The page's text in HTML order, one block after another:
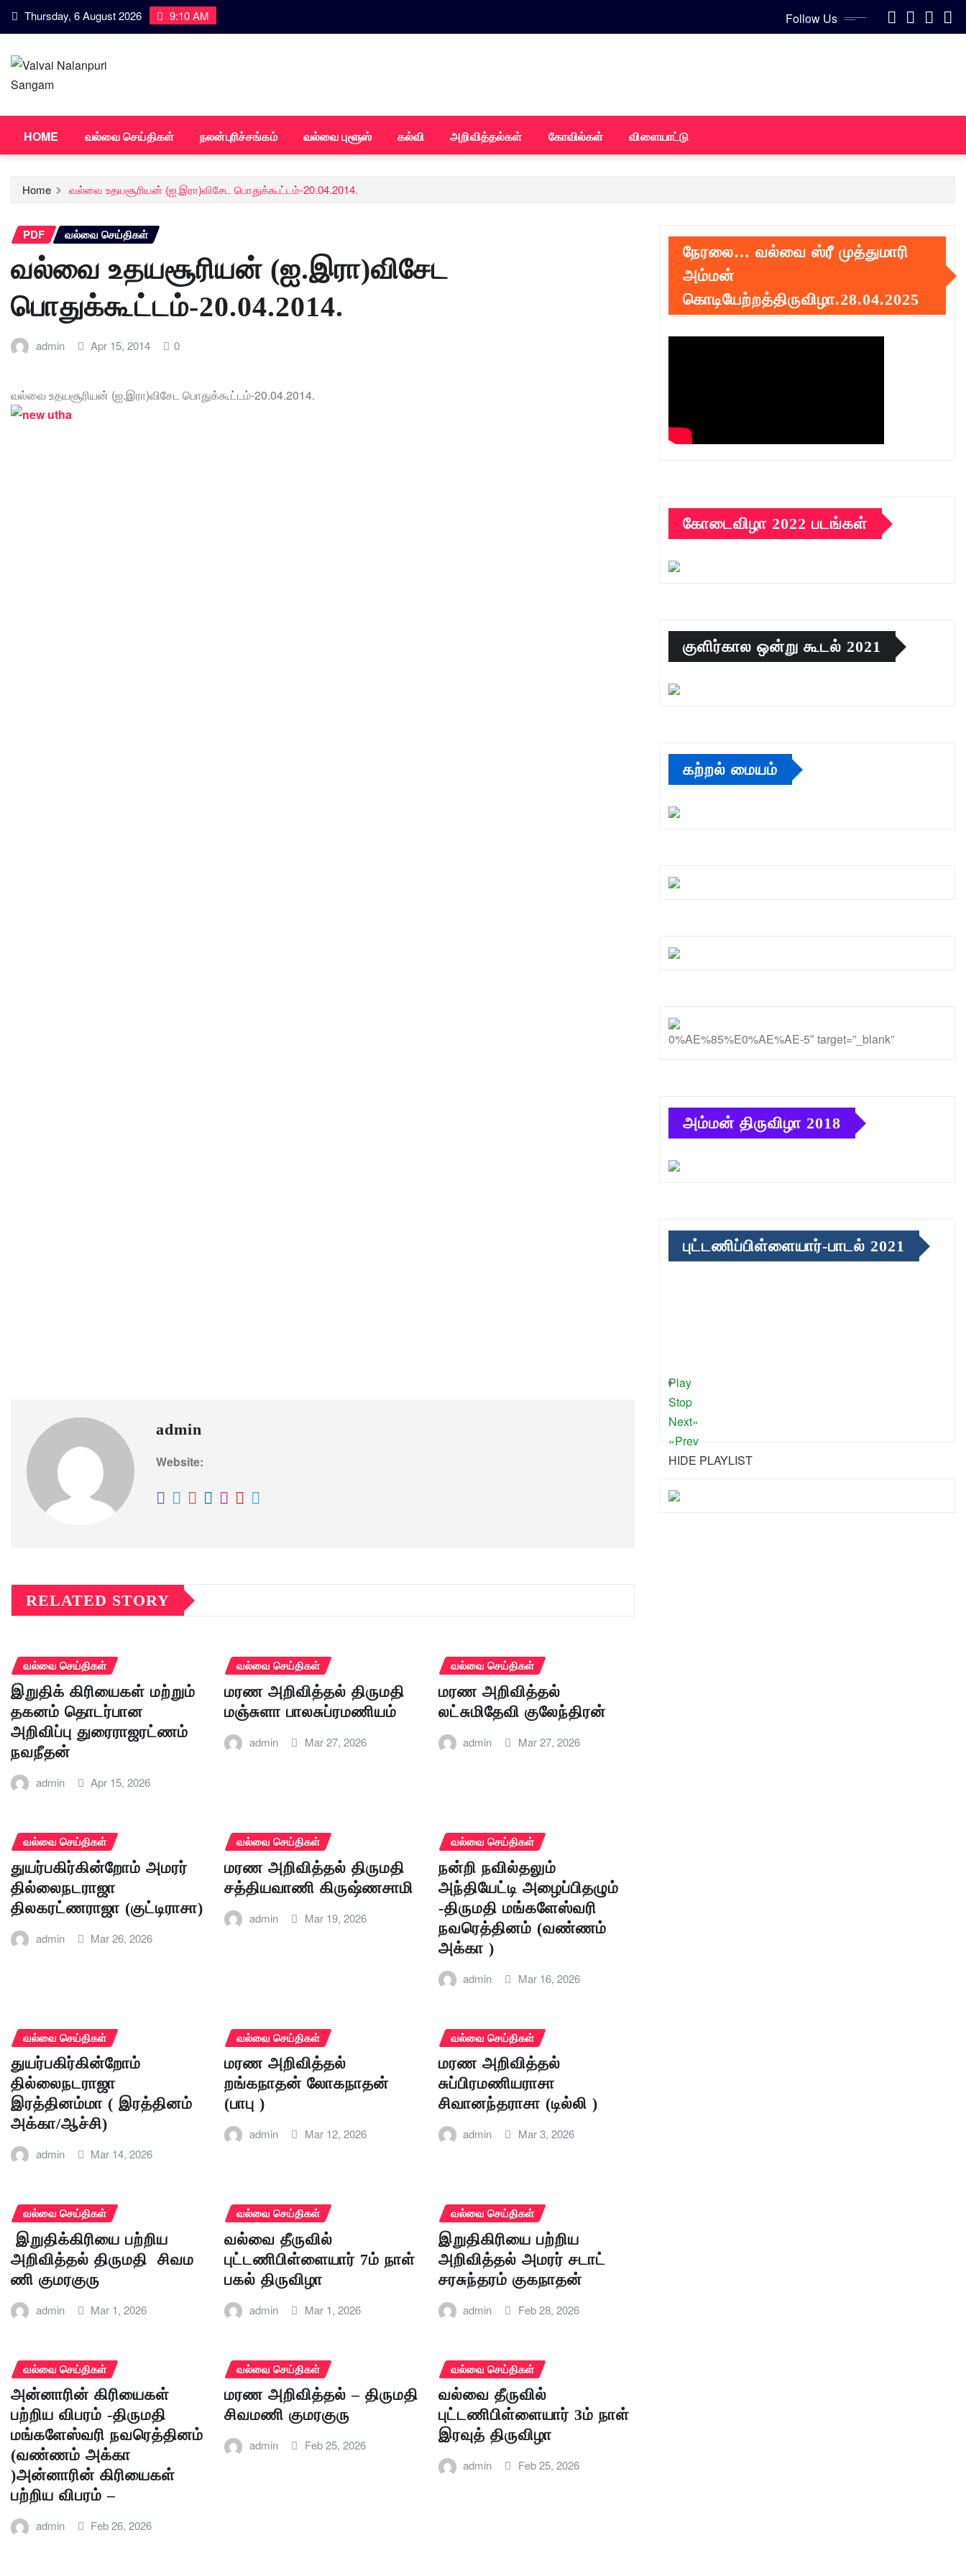
Skip Thursday, 6 August 2026 9:10 AM Follow Us
HOME வல்வை செய்திகள் நலன்புரிச்சங்கம் வல்வை புளூஸ் கல்வி அறிவித்தல்கள் கோவில்கள் விளையாட்டு
Home வல்வை உதயசூரியன் (ஐ.இரா)விசேட பொதுக்கூட்டம்-20.04.2014.
PDF வல்வை செய்திகள்
வல்வை உதயசூரியன் (ஐ.இரா)விசேட
பொதுக்கூட்டம்-20.04.2014.
admin Apr 15, 2014 0
வல்வை உதயசூரியன் (ஐ.இரா)விசேட பொதுக்கூட்டம்-20.04.2014.
admin
Website:
RELATED STORY
வல்வை செய்திகள்
இறுதிக் கிரியைகள் மற்றும்
தகனம் தொடர்பான
அறிவிப்பு துரைராஜரட்ணம்
நவநீதன்
admin Apr 15, 2026
வல்வை செய்திகள்
மரண அறிவித்தல் திருமதி
மஞ்சுளா பாலசுப்ரமணியம்
admin Mar 27, 2026
வல்வை செய்திகள்
மரண அறிவித்தல்
லட்சுமிதேவி குலேந்திரன்
admin Mar 27, 2026
வல்வை செய்திகள்
துயர்பகிர்கின்றோம் அமரர்
தில்லைநடராஜா
திலகரட்ணராஜா (குட்டிராசா)
admin Mar 26, 2026
வல்வை செய்திகள்
மரண அறிவித்தல் திருமதி
சத்தியவாணி கிருஷ்ணசாமி
admin Mar 19, 2026
வல்வை செய்திகள்
நன்றி நவில்தலும்
அந்தியேட்டி அழைப்பிதழும்
-திருமதி மங்களேஸ்வரி
நவரெத்தினம் (வண்ணம்
அக்கா )
admin Mar 16, 2026
வல்வை செய்திகள்
துயர்பகிர்கின்றோம்
தில்லைநடராஜா
இரத்தினம்மா ( இரத்தினம்
அக்கா/ஆச்சி)
admin Mar 14, 2026
வல்வை செய்திகள்
மரண அறிவித்தல்
றங்கநாதன் லோகநாதன்
(பாபு )
admin Mar 12, 2026
வல்வை செய்திகள்
மரண அறிவித்தல்
சுப்பிரமணியராசா
சிவானந்தராசா (டில்லி )
admin Mar 3, 2026
வல்வை செய்திகள்
இறுதிக்கிரியை பற்றிய
அறிவித்தல் திருமதி சிவம
ணி குமரகுரு
admin Mar 1, 2026
வல்வை செய்திகள்
வல்வை தீருவில்
புட்டணிபிள்ளையார் 7ம் நாள்
பகல் திருவிழா
admin Mar 1, 2026
வல்வை செய்திகள்
இறுதிகிரியை பற்றிய
அறிவித்தல் அமரர் சடாட்
சரசுந்தரம் குகநாதன்
admin Feb 28, 2026
வல்வை செய்திகள்
அன்னாரின் கிரியைகள்
பற்றிய விபரம் -திருமதி
மங்களேஸ்வரி நவரெத்தினம்
(வண்ணம் அக்கா
)அன்னாரின் கிரியைகள்
பற்றிய விபரம் –
admin Feb 26, 2026
வல்வை செய்திகள்
மரண அறிவித்தல் – திருமதி
சிவமணி குமரகுரு
admin Feb 25, 2026
வல்வை செய்திகள்
வல்வை தீருவில்
புட்டணிபிள்ளையார் 3ம் நாள்
இரவுத் திருவிழா
admin Feb 25, 2026
நேரலை… வல்வை ஸ்ரீ முத்துமாரி
அம்மன்
கொடியேற்றத்திருவிழா.28.04.2025
கோடைவிழா 2022 படங்கள்
குளிர்கால ஒன்று கூடல் 2021
கற்றல் மையம்
0%AE%85%E0%AE%AE-5″ target=”_blank”
அம்மன் திருவிழா 2018
புட்டணிப்பிள்ளையார்-பாடல் 2021
Play
Stop
Next»
«Prev
HIDE PLAYLIST